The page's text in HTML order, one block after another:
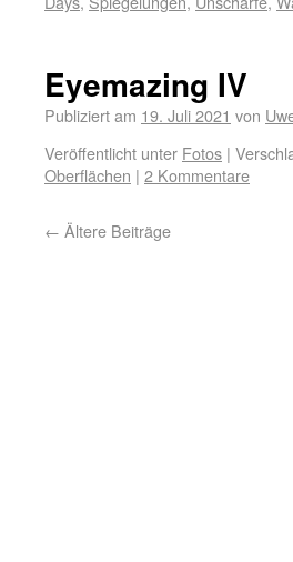
Eyemazing IV
Publiziert am 19. Juli 2021 von
Veröffentlicht unter Fotos |
Oberflächen | 2 Kommentare
← Ältere Beiträge